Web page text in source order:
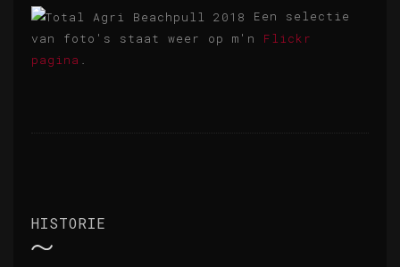
Een selectie
van foto's staat weer op m'n Flickr
pagina .
HISTORIE